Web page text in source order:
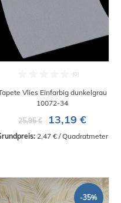
Vlies Einfarbig dunkelgrau
10072-34
25,95 €
13,19 €
2,47 € / Quadratmeter
-35%